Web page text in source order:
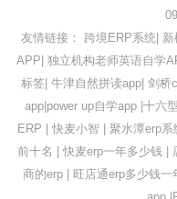
友情链接： 跨境ERP系统|
APP| 独立机构老师英语自学
标签| 牛津自然拼读app| 剑桥
app|power up自学app|十六
ERP | 快麦小智 | 聚水潭erp系
前十名 | 快麦erp一年多少钱 |
商的erp| 旺店通erp多少钱一